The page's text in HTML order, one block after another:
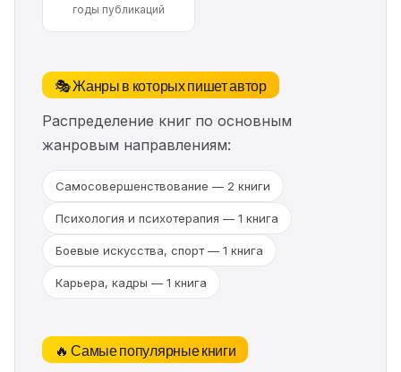
годы публикаций
🎭 Жанры в которых пишет автор
Распределение книг по основным
жанровым направлениям:
Самосовершенствование — 2 книги
Психология и психотерапия — 1 книга
Боевые искусства, спорт — 1 книга
Карьера, кадры — 1 книга
🔥 Самые популярные книги